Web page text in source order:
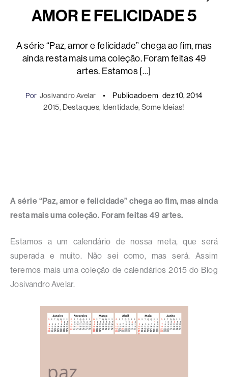
AMOR E FELICIDADE 5
A série “Paz, amor e felicidade” chega ao fim, mas
ainda resta mais uma coleção. Foram feitas 49
artes. Estamos […]
Por Josivandro Avelar Publicado em dez 10, 2014
2015, Destaques, Identidade, Some Ideias!
A série “Paz, amor e felicidade” chega ao fim, mas ainda
resta mais uma coleção. Foram feitas 49 artes.
Estamos a um calendário de nossa meta, que será
superada e muito. Não sei como, mas será. Assim
teremos mais uma coleção de calendários 2015 do Blog
Josivandro Avelar.